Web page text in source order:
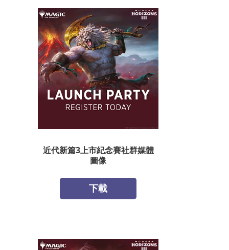
近代新篇3上市紀念賽社群媒體
圖像
下載